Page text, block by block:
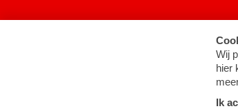
Cookie-instellingen